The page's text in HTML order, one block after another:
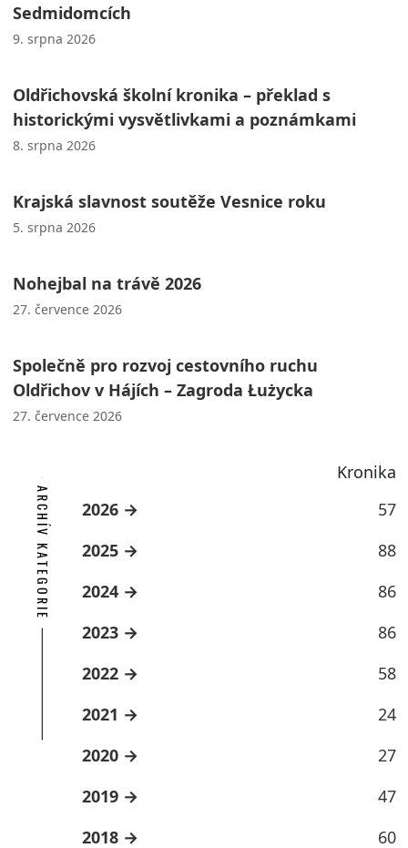
Sedmidomcích
9. srpna 2026
Oldřichovská školní kronika – překlad s
historickými vysvětlivkami a poznámkami
8. srpna 2026
Krajská slavnost soutěže Vesnice roku
5. srpna 2026
Nohejbal na trávě 2026
27. července 2026
Společně pro rozvoj cestovního ruchu
Oldřichov v Hájích – Zagroda Łużycka
27. července 2026
Kronika
ARCHÍV KATEGORIE 2026
57
2025
88
2024
86
2023
86
2022
58
2021
24
2020
27
2019
47
2018
60